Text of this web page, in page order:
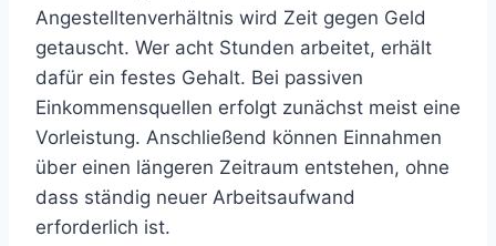
Angestelltenverhältnis wird Zeit gegen Geld
getauscht. Wer acht Stunden arbeitet, erhält
dafür ein festes Gehalt. Bei passiven
Einkommensquellen erfolgt zunächst meist eine
Vorleistung. Anschließend können Einnahmen
über einen längeren Zeitraum entstehen, ohne
dass ständig neuer Arbeitsaufwand
erforderlich ist.